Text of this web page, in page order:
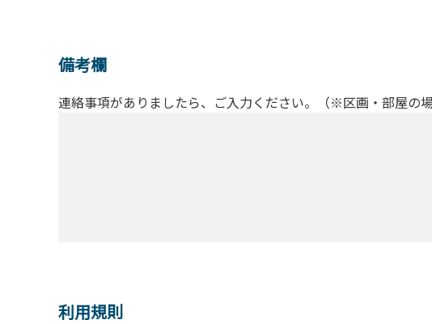
備考欄
連絡事項がありましたら、ご入力ください。（※区画・部屋の
利用規則